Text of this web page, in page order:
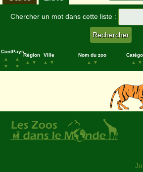
Chercher un mot dans cette liste :
Cont.
▲
▼
Pays
▲
▼
Région
▲
▼
Ville
▲
▼
Nom du zoo
▲
▼
▲
▼